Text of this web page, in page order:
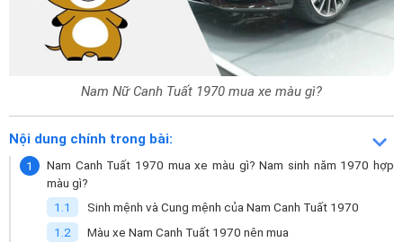
Nam Nữ Canh Tuất 1970 mua xe màu gì?
Nội dung chính trong bài:
Nam Canh Tuất 1970 mua xe màu gì? Nam sinh năm 1970 hợp
màu gì?
Sinh mệnh và Cung mệnh của Nam Canh Tuất 1970
Màu xe Nam Canh Tuất 1970 nên mua